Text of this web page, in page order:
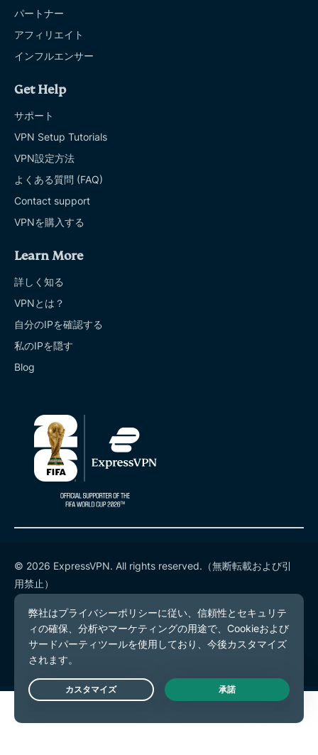
パートナー
アフィリエイト
インフルエンサー
Get Help
サポート
VPN Setup Tutorials
VPN設定方法
よくある質問 (FAQ)
Contact support
VPNを購入する
Learn More
詳しく知る
VPNとは？
自分のIPを確認する
私のIPを隠す
Blog
© 2026 ExpressVPN. All rights reserved.（無断転載および引
用禁止）
プライバシーポリシー
利用規約
Cookieの設定
Live Chat